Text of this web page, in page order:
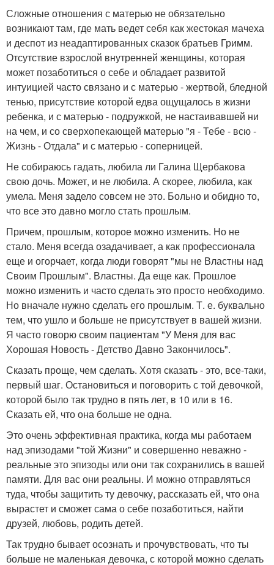
Сложные отношения с матерью не обязательно
возникают там, где мать ведет себя как жестокая мачеха
и деспот из неадаптированных сказок братьев Гримм.
Отсутствие взрослой внутренней женщины, которая
может позаботиться о себе и обладает развитой
интуицией часто связано и с матерью - жертвой, бледной
тенью, присутствие которой едва ощущалось в жизни
ребенка, и с матерью - подружкой, не настаивавшей ни
на чем, и со сверхопекающей матерью "я - Тебе - всю -
Жизнь - Отдала" и с матерью - соперницей.
Не собираюсь гадать, любила ли Галина Щербакова
свою дочь. Может, и не любила. А скорее, любила, как
умела. Меня задело совсем не это. Больно и обидно то,
что все это давно могло стать прошлым.
Причем, прошлым, которое можно изменить. Но не
стало. Меня всегда озадачивает, а как профессионала
еще и огорчает, когда люди говорят "мы не Властны над
Своим Прошлым". Властны. Да еще как. Прошлое
можно изменить и часто сделать это просто необходимо.
Но вначале нужно сделать его прошлым. Т. е. буквально
тем, что ушло и больше не присутствует в вашей жизни.
Я часто говорю своим пациентам "У Меня для вас
Хорошая Новость - Детство Давно Закончилось".
Сказать проще, чем сделать. Хотя сказать - это, все-таки,
первый шаг. Остановиться и поговорить с той девочкой,
которой было так трудно в пять лет, в 10 или в 16.
Сказать ей, что она больше не одна.
Это очень эффективная практика, когда мы работаем
над эпизодами "той Жизни" и совершенно неважно -
реальные это эпизоды или они так сохранились в вашей
памяти. Для вас они реальны. И можно отправляться
туда, чтобы защитить ту девочку, рассказать ей, что она
вырастет и сможет сама о себе позаботиться, найти
друзей, любовь, родить детей.
Так трудно бывает осознать и прочувствовать, что ты
больше не маленькая девочка, с которой можно сделать